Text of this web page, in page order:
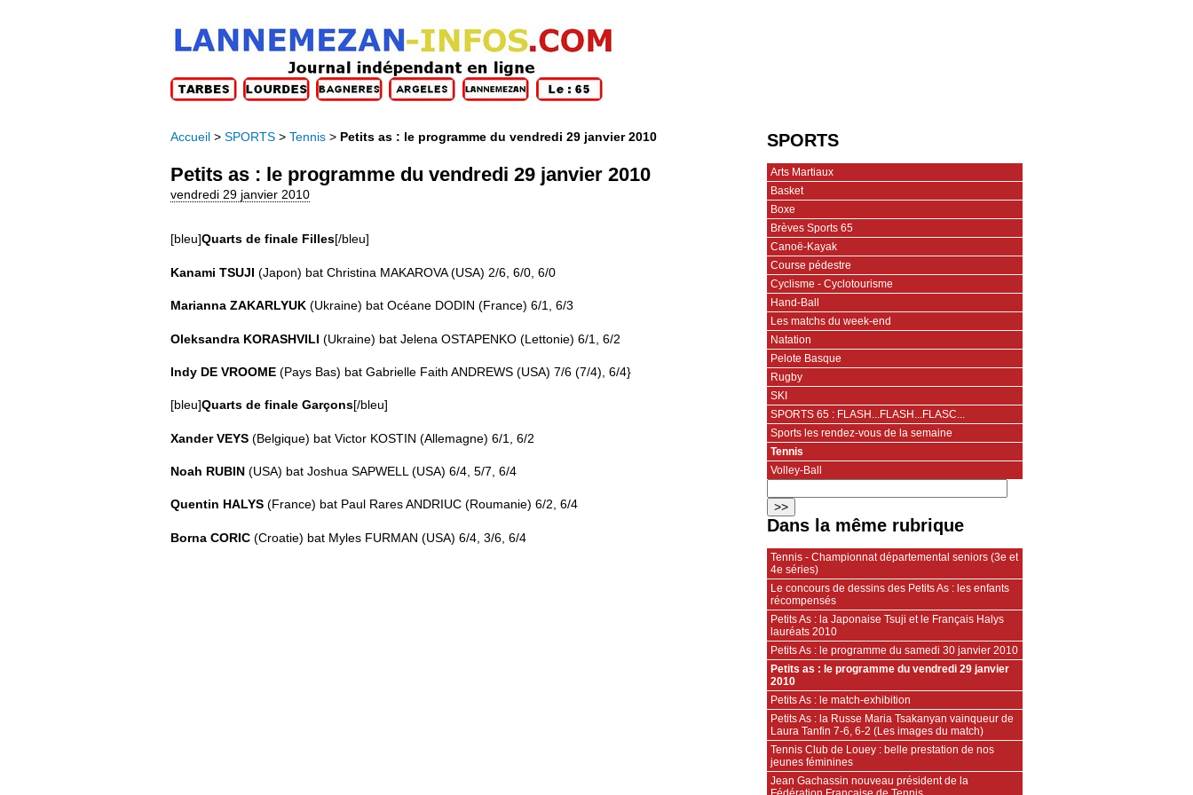
Accueil > SPORTS > Tennis > Petits as : le programme du vendredi 29 janvier 2010
Petits as : le programme du vendredi 29 janvier 2010
vendredi 29 janvier 2010
[bleu]Quarts de finale Filles[/bleu]
Kanami TSUJI (Japon) bat Christina MAKAROVA (USA) 2/6, 6/0, 6/0
Marianna ZAKARLYUK (Ukraine) bat Océane DODIN (France) 6/1, 6/3
Oleksandra KORASHVILI (Ukraine) bat Jelena OSTAPENKO (Lettonie) 6/1, 6/2
Indy DE VROOME (Pays Bas) bat Gabrielle Faith ANDREWS (USA) 7/6 (7/4), 6/4}
[bleu]Quarts de finale Garçons[/bleu]
Xander VEYS (Belgique) bat Victor KOSTIN (Allemagne) 6/1, 6/2
Noah RUBIN (USA) bat Joshua SAPWELL (USA) 6/4, 5/7, 6/4
Quentin HALYS (France) bat Paul Rares ANDRIUC (Roumanie) 6/2, 6/4
Borna CORIC (Croatie) bat Myles FURMAN (USA) 6/4, 3/6, 6/4
SPORTS
Arts Martiaux
Basket
Boxe
Brèves Sports 65
Canoë-Kayak
Course pédestre
Cyclisme - Cyclotourisme
Hand-Ball
Les matchs du week-end
Natation
Pelote Basque
Rugby
SKI
SPORTS 65 : FLASH...FLASH...FLASC...
Sports les rendez-vous de la semaine
Tennis
Volley-Ball
Dans la même rubrique
Tennis - Championnat départemental seniors (3e et
4e séries)
Le concours de dessins des Petits As : les enfants
récompensés
Petits As : la Japonaise Tsuji et le Français Halys
lauréats 2010
Petits As : le programme du samedi 30 janvier 2010
Petits as : le programme du vendredi 29 janvier
2010
Petits As : le match-exhibition
Petits As : la Russe Maria Tsakanyan vainqueur de
Laura Tanfin 7-6, 6-2 (Les images du match)
Tennis Club de Louey : belle prestation de nos
jeunes féminines
Jean Gachassin nouveau président de la